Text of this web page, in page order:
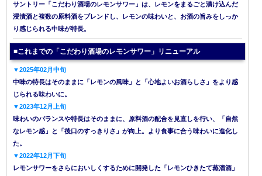
サントリー「こだわり酒場のレモンサワー」は、レモンをまるごと漬け込んだ
浸漬酒と複数の原料酒をブレンドし、レモンの味わいと、お酒の旨みをしっか
り感じられる中味が特長。
■これまでの「こだわり酒場のレモンサワー」リニューアル
▼2025年02月中旬
中味の特長はそのままに「レモンの風味」と「心地よいお酒らしさ」をより感
じられる味わいに。
▼2023年12月上旬
味わいのバランスや特長はそのままに、原料酒の配合を見直しを行い、「自然
なレモン感」と「後口のすっきりさ」が向上。より食事に合う味わいに進化し
た。
▼2022年12月下旬
レモンサワーをさらにおいしくするために開発した「レモンひきたて蒸溜酒」